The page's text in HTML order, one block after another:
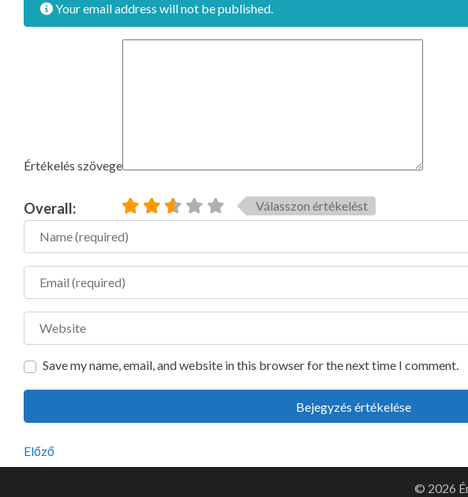
Your email address will not be published.
Értékelés szövege
Overall:
Válasszon értékelést
Name
Email
Website
Save my name, email, and website in this browser for the next time I comment.
Előző
© 2026